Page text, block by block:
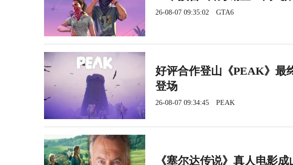
26-08-07 09:35:02 GTA6
好评合作登山《PEAK》最
登场
26-08-07 09:34:45 PEAK
《塞尔达传说》真人电影